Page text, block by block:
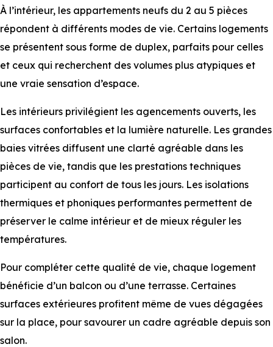
À l’intérieur, les appartements neufs du 2 au 5 pièces
répondent à différents modes de vie. Certains logements
se présentent sous forme de duplex, parfaits pour celles
et ceux qui recherchent des volumes plus atypiques et
une vraie sensation d’espace.
Les intérieurs privilégient les agencements ouverts, les
surfaces confortables et la lumière naturelle. Les grandes
baies vitrées diffusent une clarté agréable dans les
pièces de vie, tandis que les prestations techniques
participent au confort de tous les jours. Les isolations
thermiques et phoniques performantes permettent de
préserver le calme intérieur et de mieux réguler les
températures.
Pour compléter cette qualité de vie, chaque logement
bénéficie d’un balcon ou d’une terrasse. Certaines
surfaces extérieures profitent même de vues dégagées
sur la place, pour savourer un cadre agréable depuis son
salon.